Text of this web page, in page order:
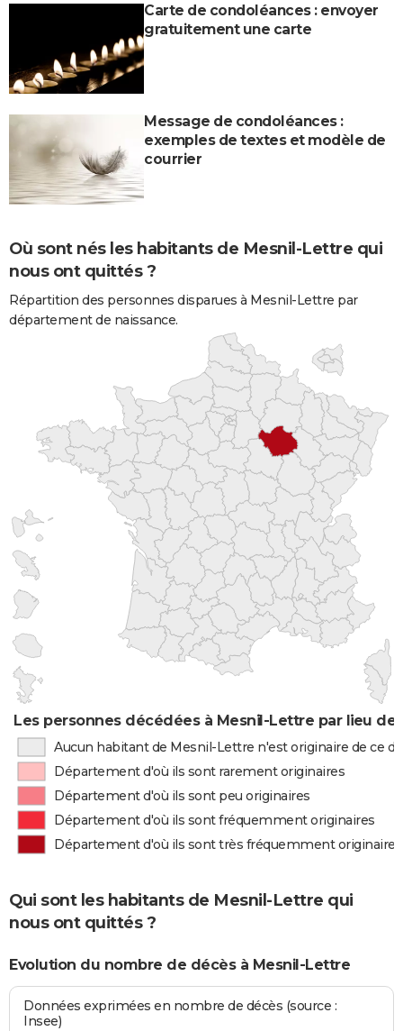
Carte de condoléances : envoyer
gratuitement une carte
Message de condoléances :
exemples de textes et modèle de
courrier
Où sont nés les habitants de Mesnil-Lettre qui
nous ont quittés ?
Répartition des personnes disparues à Mesnil-Lettre par
département de naissance.
Les personnes décédées à Mesnil-Lettre par lieu de
Aucun habitant de Mesnil-Lettre n'est originaire de ce
Département d'où ils sont rarement originaires
Département d'où ils sont peu originaires
Département d'où ils sont fréquemment originaires
Département d'où ils sont très fréquemment originaires
Qui sont les habitants de Mesnil-Lettre qui
nous ont quittés ?
Evolution du nombre de décès à Mesnil-Lettre
Données exprimées en nombre de décès (source :
Insee)